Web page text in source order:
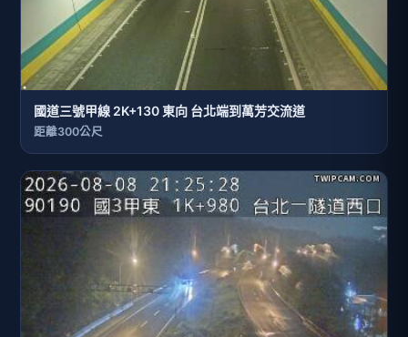
國道三號甲線 2K+130 東向 台北端到萬芳交流道
距離300公尺